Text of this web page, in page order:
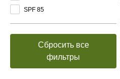
SPF 85
Сбросить все
фильтры